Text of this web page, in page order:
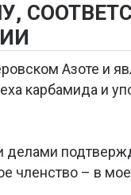
Азоте и
карбамида и
членство – в